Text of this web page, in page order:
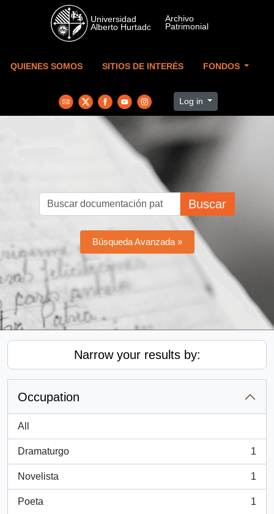
Skip to main content
QUIENES SOMOS SITIOS DE INTERÉS FONDOS
Log in
Buscar
Búsqueda Avanzada »
Narrow your results by:
Occupation
All
Dramaturgo
, 1 results
1
Novelista
, 1 results
1
Poeta
, 1 results
1